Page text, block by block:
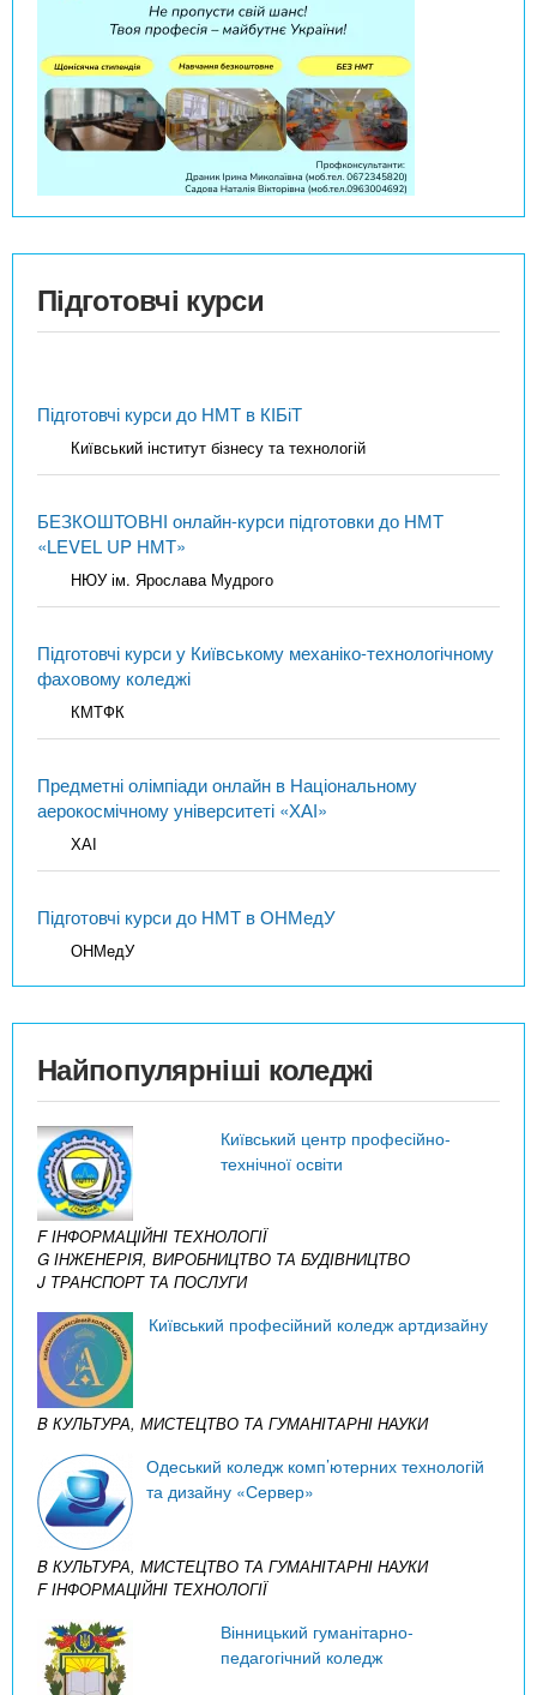
Підготовчі курси
Підготовчі курси до НМТ в КІБіТ
Київський інститут бізнесу та технологій
БЕЗКОШТОВНІ онлайн-курси підготовки до НМТ
«LEVEL UP НМТ»
НЮУ ім. Ярослава Мудрого
Підготовчі курси у Київському механіко-технологічному
фаховому коледжі
КМТФК
Предметні олімпіади онлайн в Національному
аерокосмічному університеті «ХАІ»
ХАІ
Підготовчі курси до НМТ в ОНМедУ
ОНМедУ
Найпопулярніші коледжі
Київський центр професійно-
технічної освіти
F ІНФОРМАЦІЙНІ ТЕХНОЛОГІЇ
G ІНЖЕНЕРІЯ, ВИРОБНИЦТВО ТА БУДІВНИЦТВО
J ТРАНСПОРТ ТА ПОСЛУГИ
Київський професійний коледж артдизайну
B КУЛЬТУРА, МИСТЕЦТВО ТА ГУМАНІТАРНІ НАУКИ
Одеський коледж комп’ютерних технологій
та дизайну «Сервер»
B КУЛЬТУРА, МИСТЕЦТВО ТА ГУМАНІТАРНІ НАУКИ
F ІНФОРМАЦІЙНІ ТЕХНОЛОГІЇ
Вінницький гуманітарно-
педагогічний коледж